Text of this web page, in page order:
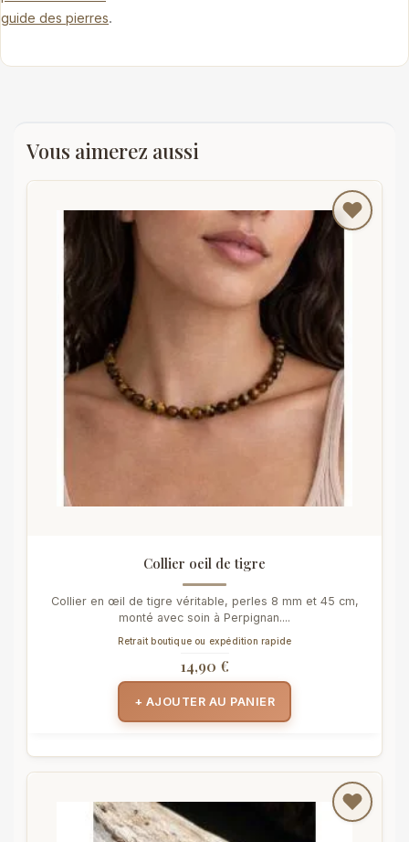
guide des pierres.
Vous aimerez aussi
Collier oeil de tigre
Collier en œil de tigre véritable, perles 8 mm et 45 cm,
monté avec soin à Perpignan....
Retrait boutique ou expédition rapide
14,90 €
+ AJOUTER AU PANIER